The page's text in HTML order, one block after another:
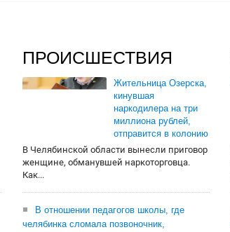
ПРОИСШЕСТВИЯ
Жительница Озерска,
кинувшая
наркодилера на три
миллиона рублей,
отправится в колонию
В Челябинской области вынесли приговор
женщине, обманувшей наркоторговца.
Как...
В отношении педагогов школы, где
челябинка сломала позвоночник,